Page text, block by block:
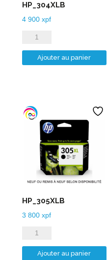
HP_304XLB
4 900 xpf
quantité
de
HP_304XLB
Ajouter au panier
HP_305XLB
3 800 xpf
quantité
de
HP_305XLB
Ajouter au panier